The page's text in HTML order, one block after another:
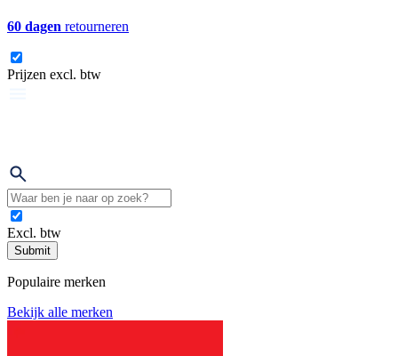
60 dagen retourneren
Prijzen excl. btw
Excl. btw
Submit
Populaire merken
Bekijk alle merken